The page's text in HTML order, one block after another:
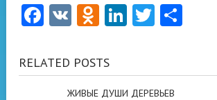
Facebook
VK Odnoklassniki
LinkedIn
Twitter
RELATED POSTS
ЖИВЫЕ ДУШИ ДЕРЕВЬЕВ